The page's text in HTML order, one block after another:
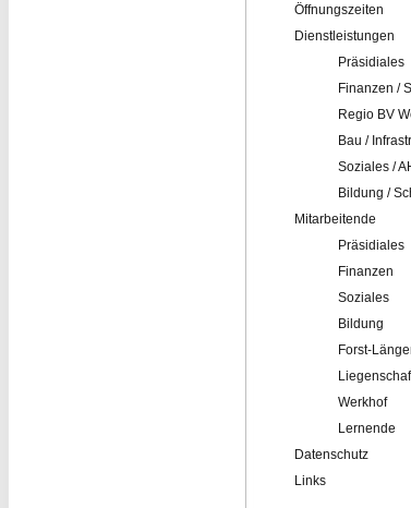
Öffnungszeiten
Dienstleistungen
Präsidiales
Finanzen /
Regio BV
Bau /
Soziales /
Bildung /
Mitarbeitende
Präsidiales
Finanzen
Soziales
Bildung
Forst-
Werkhof
Lernende
Datenschutz
Links